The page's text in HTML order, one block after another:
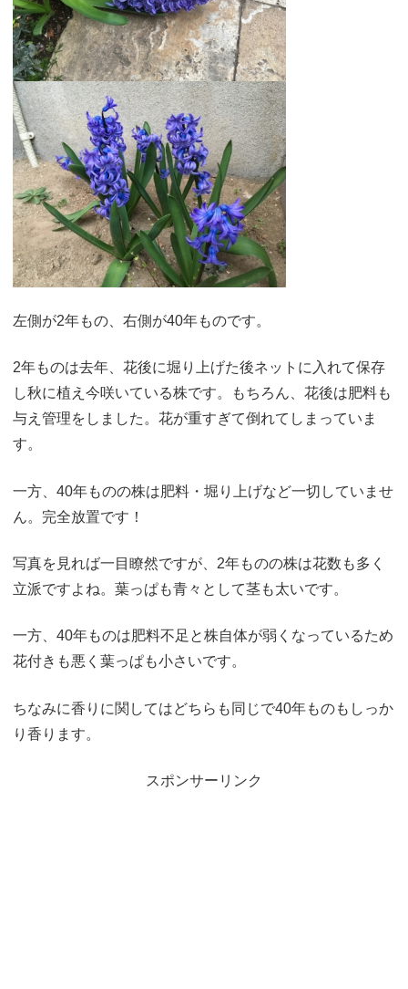
左側が2年もの、右側が40年ものです。
2年ものは去年、花後に堀り上げた後ネットに入れて保存
し秋に植え今咲いている株です。もちろん、花後は肥料も
与え管理をしました。花が重すぎて倒れてしまっていま
す。
一方、40年ものの株は肥料・堀り上げなど一切していませ
ん。完全放置です！
写真を見れば一目瞭然ですが、2年ものの株は花数も多く
立派ですよね。葉っぱも青々として茎も太いです。
一方、40年ものは肥料不足と株自体が弱くなっているため
花付きも悪く葉っぱも小さいです。
ちなみに香りに関してはどちらも同じで40年ものもしっか
り香ります。
スポンサーリンク